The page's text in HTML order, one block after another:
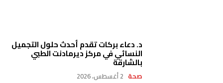
د. دعاء بركات تقدم أحدث حلول التجميل
النسائي في مركز ديرمادنت الطبي
بالشارقة
صحة 2 أغسطس، 2026